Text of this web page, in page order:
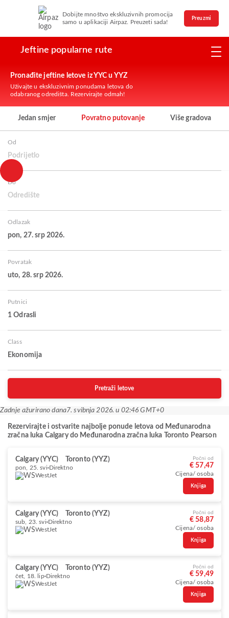
Dobijte mnoštvo ekskluzivnih promocija
samo u aplikaciji Airpaz. Preuzeti sada!
Preuzmi
Jeftine popularne rute
Pronađite jeftine letove iz YYC u YYZ
Uživajte u ekskluzivnim ponudama letova do
odabranog odredišta. Rezervirajte odmah!
Jedan smjer Povratno putovanje Više gradova
Od
Podrijetlo
Do
Odredište
Odlazak
pon, 27. srp 2026.
Povratak
uto, 28. srp 2026.
Putnici
1 Odrasli
Class
Ekonomija
Pretraži letove
Zadnje ažurirano dana7. svibnja 2026. u 02:46 GMT+0
Rezervirajte i ostvarite najbolje ponude letova od Međunarodna
zračna luka Calgary do Međunarodna zračna luka Toronto Pearson
Calgary (YYC) Toronto (YYZ)
pon, 25. svi Direktno
WestJet
Počni od
€ 57,47
Cijena/ osoba
Knjiga
Calgary (YYC) Toronto (YYZ)
sub, 23. svi Direktno
WestJet
Počni od
€ 58,87
Cijena/ osoba
Knjiga
Calgary (YYC) Toronto (YYZ)
čet, 18. lip Direktno
WestJet
Počni od
€ 59,49
Cijena/ osoba
Knjiga